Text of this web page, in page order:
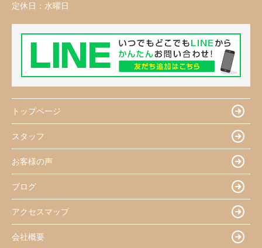
定休日： 水曜日
トップページ
スタッフ
お客様の声
ブログ
アクセスマップ
会社概要